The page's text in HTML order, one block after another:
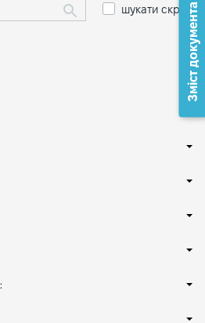
шукати скрізьЗміст документа